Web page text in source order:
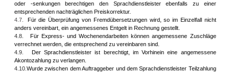
oder -senkungen berechtigen den Sprachdienstleister ebenfalls zu einer
entsprechenden nachträglichen Preiskorrektur.
4.7.
Für die Überprüfung von Fremdübersetzungen wird, so im Einzelfall nicht
anders vereinbart, ein angemessenes Entgelt in Rechnung gestellt.
4.8.
Für Express- und Wochenendarbeiten können angemessene Zuschläge
verrechnet werden, die entsprechend zu vereinbaren sind.
4.9.
Der Sprachdienstleister ist berechtigt, im Vorhinein eine angemessene
Akontozahlung zu verlangen.
4.10. Wurde zwischen dem Auftraggeber und dem Sprachdienstleister Teilzahlung